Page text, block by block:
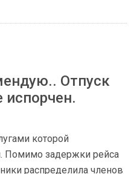
Отпуск
испорчен.
которой
Помимо задержки рейса
распределила членов